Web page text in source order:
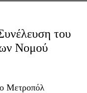
του
Νομού
Μετροπόλ